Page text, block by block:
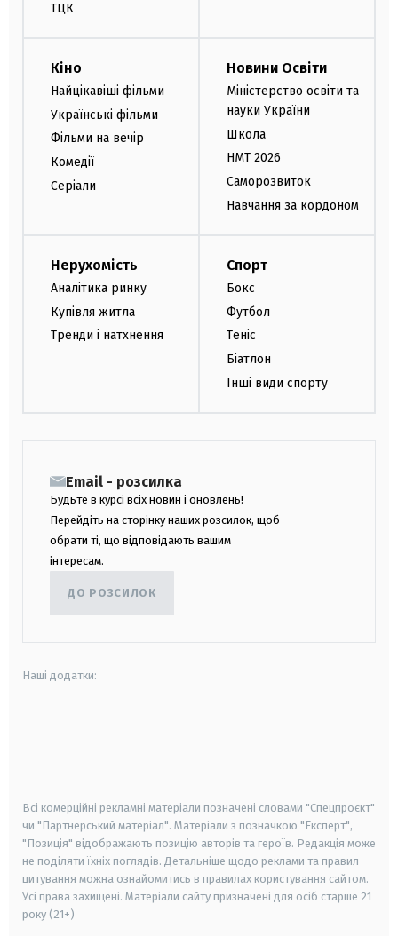
ТЦК
Кіно
Найцікавіші фільми
Українські фільми
Фільми на вечір
Комедії
Серіали
Новини Освіти
Міністерство освіти та
науки України
Школа
НМТ 2026
Саморозвиток
Навчання за кордоном
Нерухомість
Аналітика ринку
Купівля житла
Тренди і натхнення
Спорт
Бокс
Футбол
Теніс
Біатлон
Інші види спорту
Email - розсилка
Будьте в курсі всіх новин і оновлень!
Перейдіть на сторінку наших розсилок, щоб
обрати ті, що відповідають вашим
інтересам.
ДО РОЗСИЛОК
Наші додатки:
Всі комерційні рекламні матеріали позначені словами "Спецпроєкт"
чи "Партнерський матеріал". Матеріали з позначкою "Експерт",
"Позиція" відображають позицію авторів та героїв. Редакція може
не поділяти їхніх поглядів. Детальніше щодо реклами та правил
цитування можна ознайомитись в правилах користування сайтом.
Усі права захищені. Матеріали сайту призначені для осіб старше 21
року (21+)